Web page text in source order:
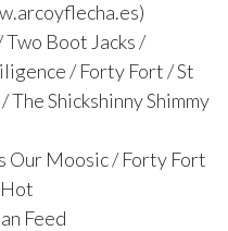
Two Boot Jacks /
/ Forty Fort / St
Shickshinny Shimmy
Our Moosic / Forty Fort
Feed